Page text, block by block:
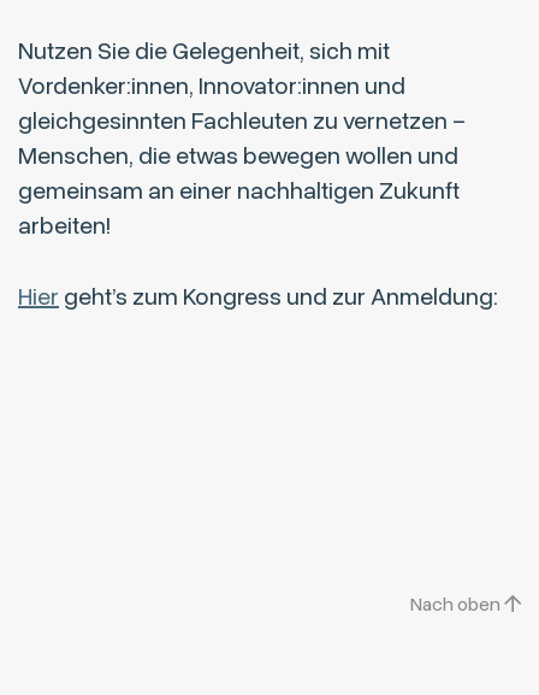
Nutzen Sie die Gelegenheit, sich mit
Vordenker:innen, Innovator:innen und
gleichgesinnten Fachleuten zu vernetzen –
Menschen, die etwas bewegen wollen und
gemeinsam an einer nachhaltigen Zukunft
arbeiten!
Hier geht’s zum Kongress und zur Anmeldung:
Nach oben